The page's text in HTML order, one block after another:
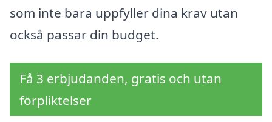
som inte bara uppfyller dina krav utan
också passar din budget.
Få 3 erbjudanden, gratis och utan
förpliktelser